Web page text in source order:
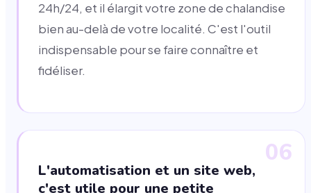
24h/24, et il élargit votre zone de chalandise
bien au-delà de votre localité. C'est l'outil
indispensable pour se faire connaître et
fidéliser.
06
L'automatisation et un site web,
c'est utile pour une petite